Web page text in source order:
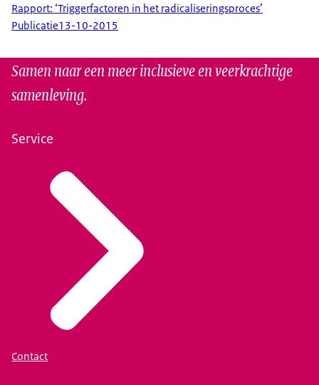
Rapport: ‘Triggerfactoren in het radicaliseringsproces’
Publicatie13-10-2015
Samen naar een meer inclusieve en veerkrachtige
samenleving.
Service
Contact